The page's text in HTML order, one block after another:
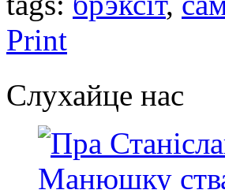
Print
Слухайце нас